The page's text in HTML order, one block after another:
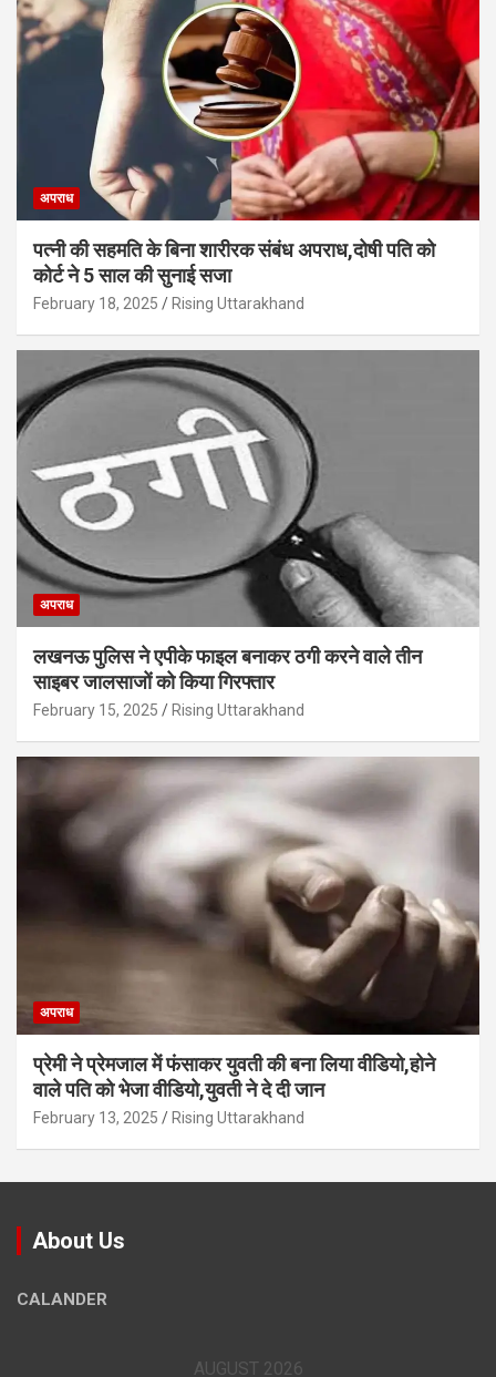
अपराध
पत्नी की सहमति के बिना शारीरक संबंध अपराध,दोषी पति को
कोर्ट ने 5 साल की सुनाई सजा
February 18, 2025 Rising Uttarakhand
अपराध
लखनऊ पुलिस ने एपीके फाइल बनाकर ठगी करने वाले तीन
साइबर जालसाजों को किया गिरफ्तार
February 15, 2025 Rising Uttarakhand
अपराध
प्रेमी ने प्रेमजाल में फंसाकर युवती की बना लिया वीडियो,होने
वाले पत‍ि को भेजा वीड‍ियो,युवती ने दे दी जान
February 13, 2025 Rising Uttarakhand
About Us
CALANDER
AUGUST 2026